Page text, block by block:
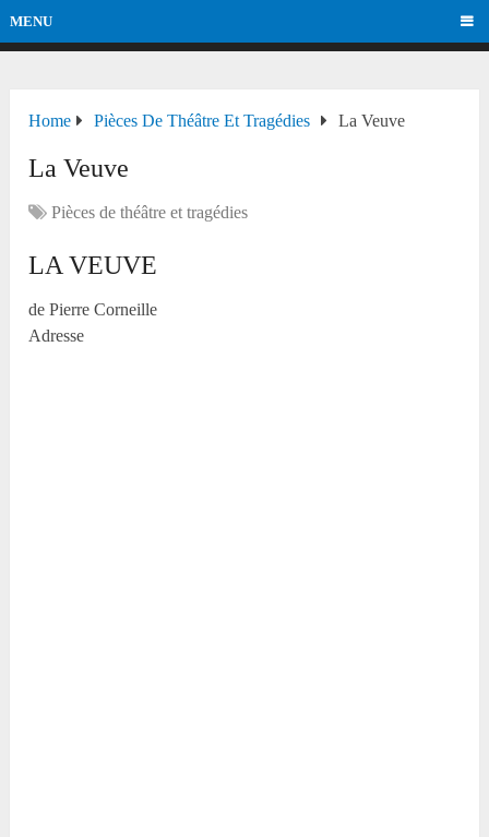
MENU
Home Pièces De Théâtre Et Tragédies La Veuve
La Veuve
Pièces de théâtre et tragédies
LA VEUVE
de Pierre Corneille
Adresse